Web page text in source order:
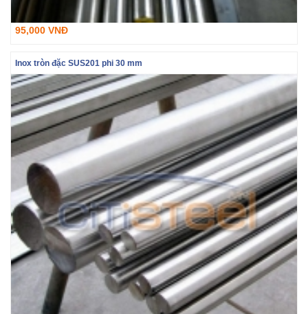
95,000 VNĐ
Inox tròn đặc SUS201 phi 30 mm